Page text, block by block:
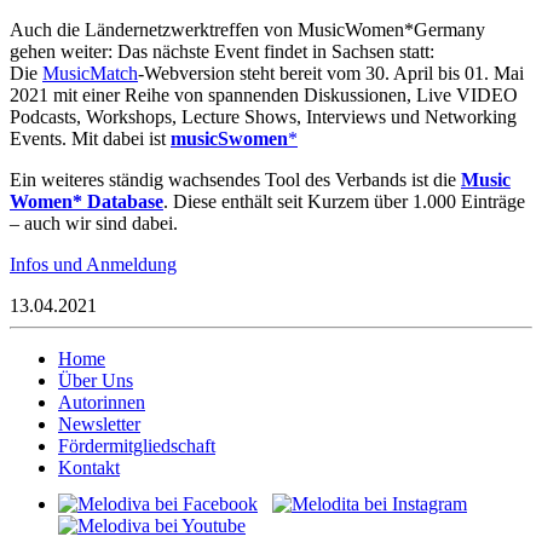
Auch die Ländernetzwerktreffen von MusicWomen*Germany
gehen weiter: Das nächste Event findet in Sachsen statt:
Die MusicMatch-Webversion steht bereit vom 30. April bis 01. Mai
2021 mit einer Reihe von spannenden Diskussionen, Live VIDEO
Podcasts, Workshops, Lecture Shows, Interviews und Networking
Events. Mit dabei ist musicSwomen*
Ein weiteres ständig wachsendes Tool des Verbands ist die Music
Women* Database. Diese enthält seit Kurzem über 1.000 Einträge
– auch wir sind dabei.
Infos und Anmeldung
13.04.2021
Home
Über Uns
Autorinnen
Newsletter
Fördermitgliedschaft
Kontakt